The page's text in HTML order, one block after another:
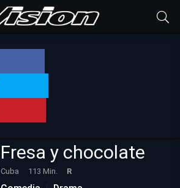
Fresa y chocolate
Cuba 113 Min. R